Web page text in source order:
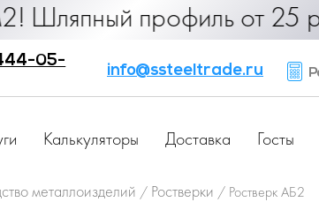
за м2! Шляпный профиль
05-
info@ssteeltrade.ru
Калькуляторы Доставка Госты
металлоизделий / Ростверки / Ростверк АБ2